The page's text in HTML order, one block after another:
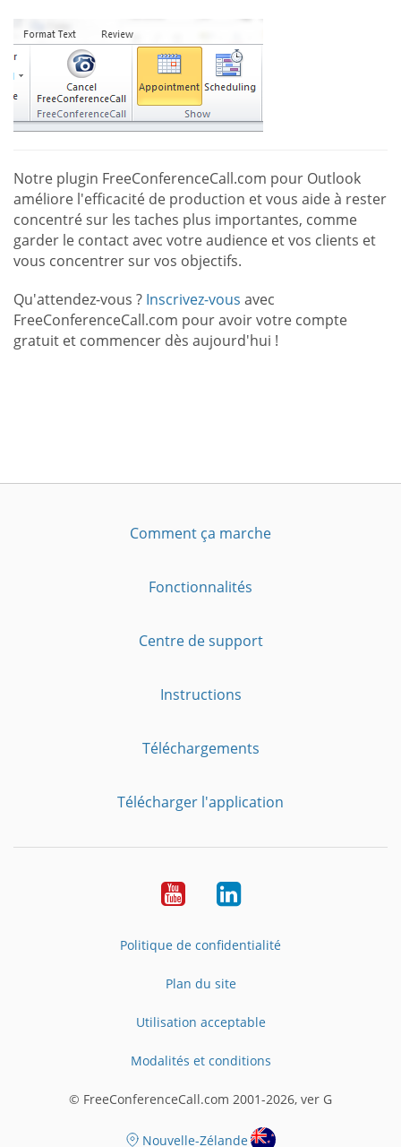
Notre plugin FreeConferenceCall.com pour Outlook
améliore l'efficacité de production et vous aide à rester
concentré sur les taches plus importantes, comme
garder le contact avec votre audience et vos clients et
vous concentrer sur vos objectifs.
Qu'attendez-vous ? Inscrivez-vous avec
FreeConferenceCall.com pour avoir votre compte
gratuit et commencer dès aujourd'hui !
Comment ça marche
Fonctionnalités
Centre de support
Instructions
Téléchargements
Télécharger l'application
YouTubeLinkedIn
Politique de confidentialité
Plan du site
Utilisation acceptable
Modalités et conditions
© FreeConferenceCall.com 2001-2026, ver G
Nouvelle-Zélande